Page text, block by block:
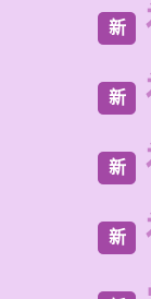
新
新
新
新